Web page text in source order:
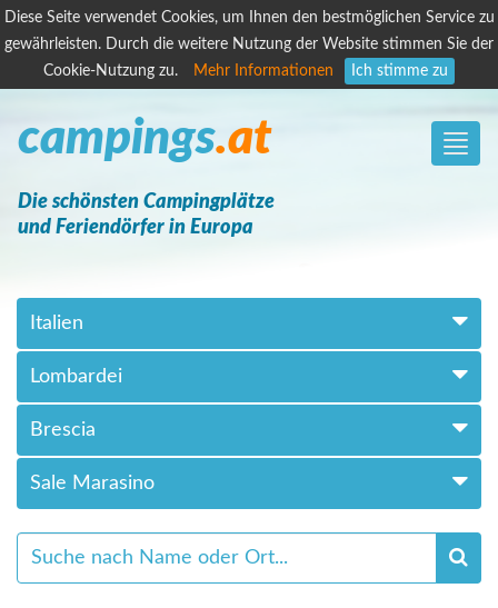
Diese Seite verwendet Cookies, um Ihnen den bestmöglichen Service zu
gewährleisten. Durch die weitere Nutzung der Website stimmen Sie der
Cookie-Nutzung zu.
Mehr Informationen Ich stimme zu
Toggle
campings.at
Die schönsten Campingplätze
und Feriendörfer in Europa
Italien
Lombardei
Brescia
Sale Marasino